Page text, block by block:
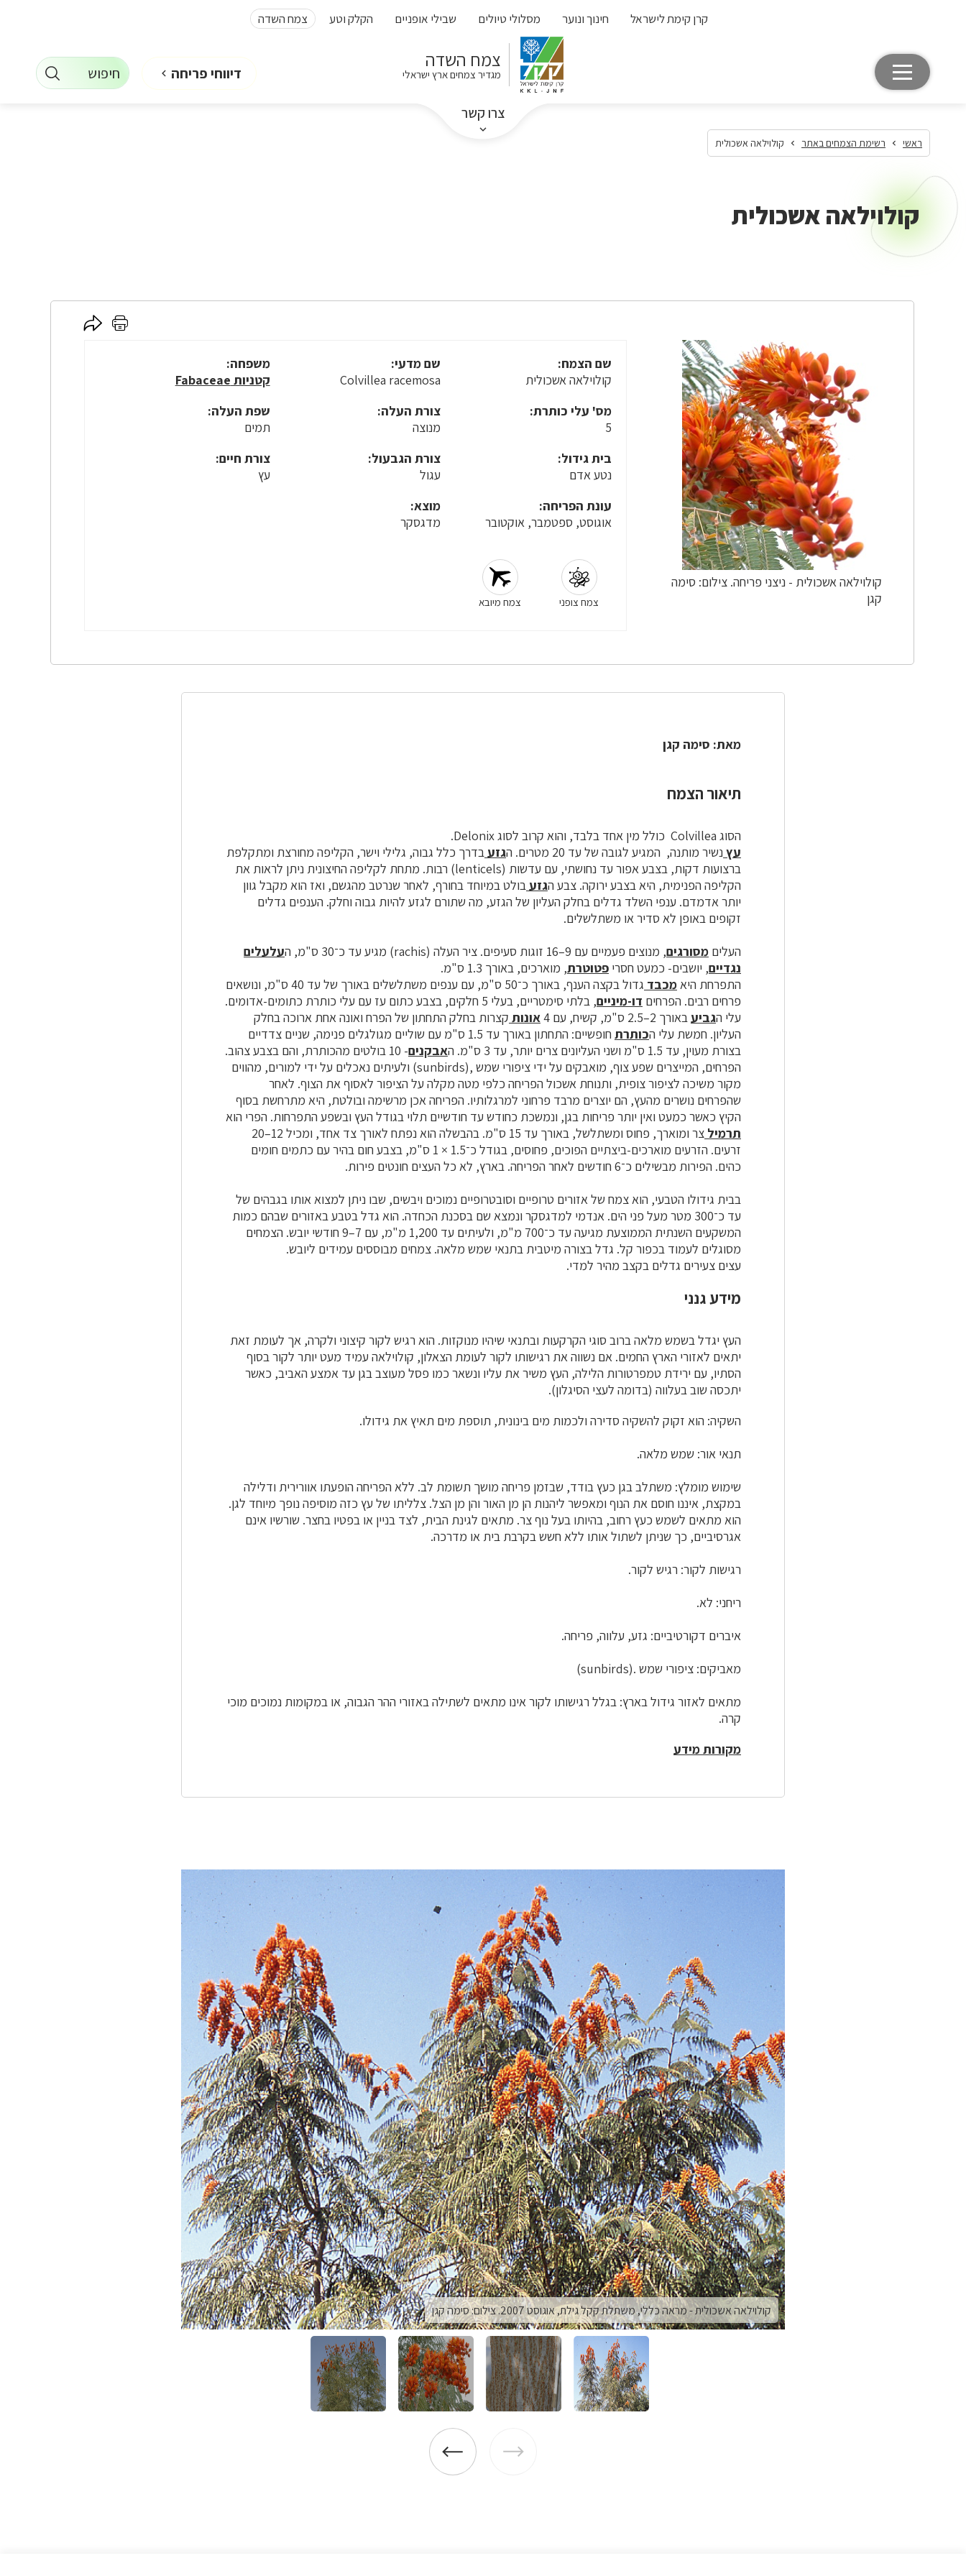
קרן קימת לישראל חינוך ונוער מסלולי טיולים שבילי אופניים הקלק וטע צמח השדה
צמח השדה
מגדיר צמחים ארץ ישראלי
צרו קשר
דיווחי פריחה חיפוש
ראשי רשימת הצמחים באתר קולוילאה אשכולית
קולוילאה אשכולית
קולוילאה אשכולית - ניצני פריחה. צילום: סימה
קגן
לחץ
לחץ
שם הצמח:
קולוילאה אשכולית
שם מדעי:
Colvillea racemosa
משפחה:
קטניות Fabaceae
מס' עלי כותרת:
5
צורת העלה:
מנוצה
שפת העלה:
תמים
בית גידול:
נטע אדם
צורת הגבעול:
עגול
צורת חיים:
עץ
עונת הפריחה:
אוגוסט, ספטמבר, אוקטובר
מוצא:
מדגסקר
צמח צופני צמח מיובא
מאת: סימה קגן
תיאור הצמח
הסוג Colvillea כולל מין אחד בלבד, והוא קרוב לסוג Delonix.
עץ נשיר מותנה, המגיע לגובה של עד 20 מטרים. ה גזעבדרך כלל גבוה, גלילי וישר, הקליפה מחורצת ומתקלפת
ברצועות דקות, בצבע אפור עד נחושתי, עם עדשות (lenticels) רבות. מתחת לקליפה החיצונית ניתן לראות את
הקליפה הפנימית, היא בצבע ירוקה. צבע הגזעבולט במיוחד בחורף, לאחר שנרטב מהגשם, ואז הוא מקבל גוון
יותר אדמדם. ענפי השלד גדלים בחלק העליון של הגזע, מה שתורם לגזע להיות גבוה וחלק. הענפים גדלים
זקופים באופן לא סדיר או משתלשלים.
העלים מסורגים, מנוצים פעמיים עם 9–16 זוגות סעיפים. ציר העלה (rachis) מגיע עד כ־30 ס"מ, ה
עלעלים
נגדיים, יושבים- כמעט חסרי פטוטרת, מוארכים, באורך 1.3 ס"מ.
התפרחת היאמכבד
גדול בקצה הענף, באורך כ־50 ס"מ, עם ענפים משתלשלים באורך של עד 40 ס"מ, ונושאים
פרחים רבים. הפרחים דו-מיניים
, בלתי סימטריים, בעלי 5 חלקים, בצבע כתום עז עם עלי כותרת כתומים-אדומים.
עלי הגביעבאורך 2–2.5 ס"מ, קשיח, עם 4 אונות קצרות בחלק התחתון של הפרח ואונה אחת ארוכה בחלק
העליון. חמשת עלי הכותרת
חופשיים: התחתון באורך עד 1.5 ס"מ עם שוליים מגולגלים פנימה, שניים צדדיים
בצורת מעוין, עד 1.5 ס"מ ושני העליונים צרים יותר, עד 3 ס"מ. ה
אבקנים
- 10 בולטים מהכותרת, והם בצבע צהוב.
הפרחים, המייצרים שפע צוף, מואבקים על ידי ציפורי שמש ,(sunbirds) ולעיתים נאכלים על ידי למורים, מהווים
מקור משיכה לציפור צופית, ותנוחת אשכול הפריחה כלפי מטה מקלה על הציפור לאסוף את הצוף. לאחר
שהפרחים נושרים מהעץ, הם יוצרים מרבד פרחוני למרגלותיו. הפריחה אכן מרשימה ובולטת, היא מתרחשת בסוף
הקיץ כאשר כמעט ואין יותר פריחות בגן, ונמשכת כחודש עד חודשיים תלוי בגודל העץ ובשפע התפרחות. הפרי הוא
תרמיל
צר ומוארך, פחוס ומשתלשל, באורך עד 15 ס"מ. בהבשלה הוא נפתח לאורך צד אחד, ומכיל 12–20
זרעים. הזרעים מוארכים-ביצתיים הפוכים, פחוסים, בגודל כ־1.5 × 1 ס"מ, בצבע חום בהיר עם כתמים חומים
כהים. הפירות מבשילים כ־6 חודשים לאחר הפריחה. בארץ, לא כל העצים חונטים פירות.
בבית גידולו הטבעי, הוא צמח של אזורים טרופיים וסובטרופיים נמוכים ויבשים, שבו ניתן למצוא אותו בגבהים של
עד כ־300 מטר מעל פני הים. אנדמי למדגסקר ונמצא שם בסכנת הכחדה. הוא גדל בטבע באזורים שבהם כמות
המשקעים השנתית הממוצעת מגיעה עד כ־700 מ"מ, ולעיתים עד 1,200 מ"מ, עם 7–9 חודשי יובש. הצמחים
מסוגלים לעמוד בכפור קל. גדל בצורה מיטבית בתנאי שמש מלאה. צמחים מבוססים עמידים ליובש.
עצים צעירים גדלים בקצב מהיר למדי.
מידע גנני
העץ יגדל בשמש מלאה ברוב סוגי הקרקעות ובתנאי שיהיו מנוקזות. הוא רגיש לקור קיצוני ולקרה, אך לעומת זאת
יתאים לאזורי הארץ החמים. אם נשווה את רגישותו לקור לעומת הצאלון, קולוילאה עמיד מעט יותר לקור בסוף
הסתיו, עם ירידת טמפרטורות הלילה, העץ משיר את עליו ונשאר כמו פסל מעוצב בגן עד אמצע האביב, כאשר
יתכסה שוב בעלווה (בדומה לעצי הסיגלון).
השקיה: הוא זקוק להשקיה סדירה ולכמות מים בינונית, תוספת מים תאיץ את גידולו.
תנאי אור: שמש מלאה.
שימוש מומלץ: משתלב בגן כעץ בודד, שבזמן פריחה מושך תשומת לב. ללא הפריחה הופעתו אוורירית ודלילה
במקצת, איננו חוסם את הנוף ומאפשר ליהנות הן מן האור והן מן הצל. צלליתו של עץ כזה מוסיפה נופך מיוחד לגן.
הוא מתאים לשמש כעץ רחוב, בהיותו בעל נוף צר. מתאים לגינת הבית, לצד בניין או בפטיו בחצר. שורשיו אינם
אגרסיביים, כך שניתן לשתול אותו ללא חשש בקרבת בית או מדרכה.
רגישות לקור: רגיש לקור.
ריחני: לא.
איברים דקורטיביים: גזע, עלווה, פריחה.
מאביקים: ציפורי שמש .(sunbirds)
מתאים לאזור גידול בארץ: בגלל רגישותו לקור אינו מתאים לשתילה באזורי ההר הגבוה, או במקומות נמוכים מוכי
קרה.
מקורות מידע
קולוילאה אשכולית - מראה כללי, משתלת קקל גילת, אוגוסט 2007. צילום: סימה קגן